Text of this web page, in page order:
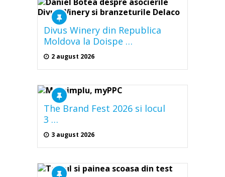
Divus Winery din Republica
Moldova la Doispe …
2 august 2026
The Brand Fest 2026 si locul
3 …
3 august 2026